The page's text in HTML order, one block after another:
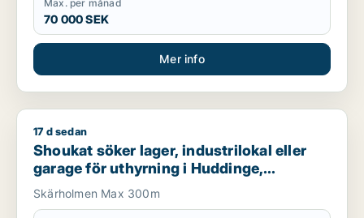
Max. per månad
70 000 SEK
Mer info
Shoukat söker lager, industrilokal eller garage för
17 d sedan
Shoukat söker lager, industrilokal eller
garage för uthyrning i Huddinge,
Botkyrka eller Sundbyberg m.fl.
Skärholmen Max 300m